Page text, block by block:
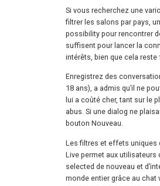
Si vous recherchez une
filtrer les salons par pays,
possibility pour rencontrer
suffisent pour lancer la
intérêts, bien que cela reste
Enregistrez des
18 ans), a admis qu’il ne
lui a coûté cher, tant sur le
abus. Si une dialog ne
bouton Nouveau.
Les filtres et effets uniques
Live permet aux utilisateurs
selected de nouveau et
monde entier grâce au